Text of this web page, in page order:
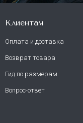
Клиентам
Оплата и доставка
Возврат товара
Гид по размерам
Вопрос-ответ